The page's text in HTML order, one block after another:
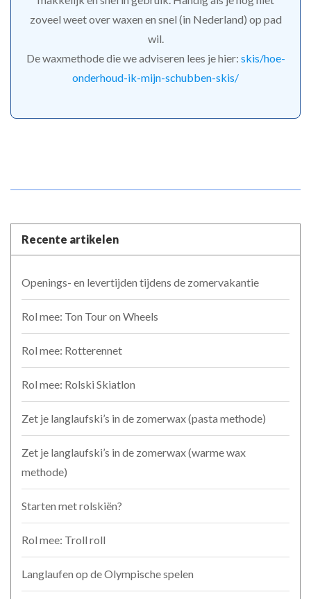
zoveel weet over waxen en snel (in Nederland) op pad
wil.
De waxmethode die we adviseren lees je hier: skis/hoe-
onderhoud-ik-mijn-schubben-skis/
Recente artikelen
Openings- en levertijden tijdens de zomervakantie
Rol mee: Ton Tour on Wheels
Rol mee: Rotterennet
Rol mee: Rolski Skiatlon
Zet je langlaufski’s in de zomerwax (pasta methode)
Zet je langlaufski’s in de zomerwax (warme wax
methode)
Starten met rolskiën?
Rol mee: Troll roll
Langlaufen op de Olympische spelen